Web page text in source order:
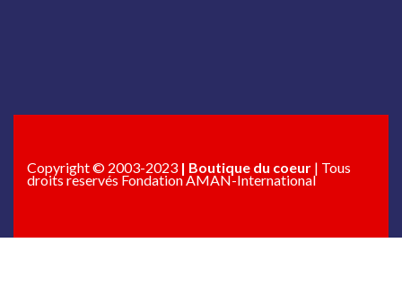
Copyright © 2003-2023 | Boutique du coeur | Tous
droits reservés Fondation AMAN-International